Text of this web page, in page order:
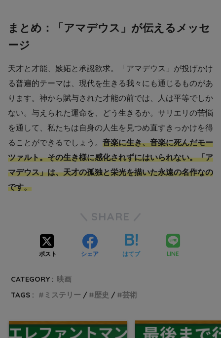
まとめ：「アマデウス」が伝えるメッセ
ージ
天才と才能、嫉妬と承認欲求。「アマデウス」が投げかけ
る普遍的テーマは、現代を生きる我々にも通じるものがあ
ります。神から賦与された才能の前では、人は平等でしか
ない。与えられた運命を、どう生きるか。サリエリの苦悩
を通して、私たちは自身の人生を見つめ直すきっかけを得
ることができるでしょう。 音楽に生き、音楽に死んだモー
ツァルト。その生き様に感化されずにはいられない。「ア
マデウス」は、天才の孤独と栄光を描いた永遠の名作なの
です。
SHARE
ポスト シェア はてブ LINE
CATEGORY : 映画
TAGS :
ミステリー 歴史 芸術